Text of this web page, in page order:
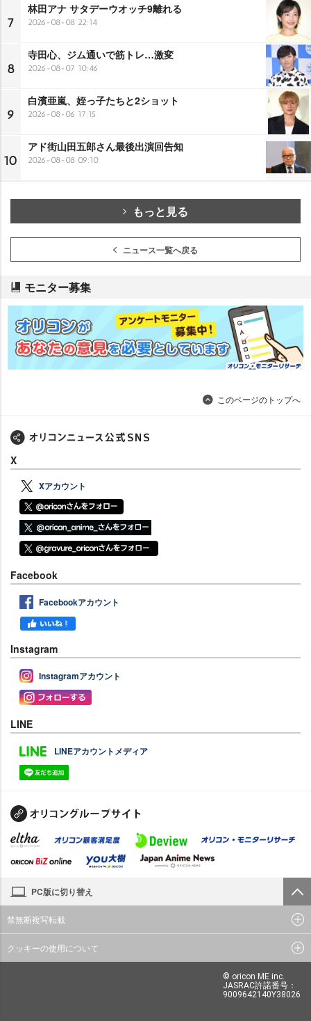
7
林田アナ サタデーウオッチ9離れる
2026-08-08 22:14
8
寺田心、ジム通いで筋トレ…激変
2026-08-07 10:46
9
白濱亜嵐、姪っ子たちと2ショット
2026-08-06 17:15
10
アド街山田五郎さん最後出演回告知
2026-08-08 09:10
もっと見る
ニュース一覧へ戻る
モニター募集
このページのトップへ
X
Xアカウント
Facebook
Facebookアカウント
Instagram
Instagramアカウント
LINE
LINEアカウントメディア
PC版に切り替え
禁無断複写転載
クッキーの使用について
© oricon ME inc.
JASRAC許諾番号：
9009642140Y38026